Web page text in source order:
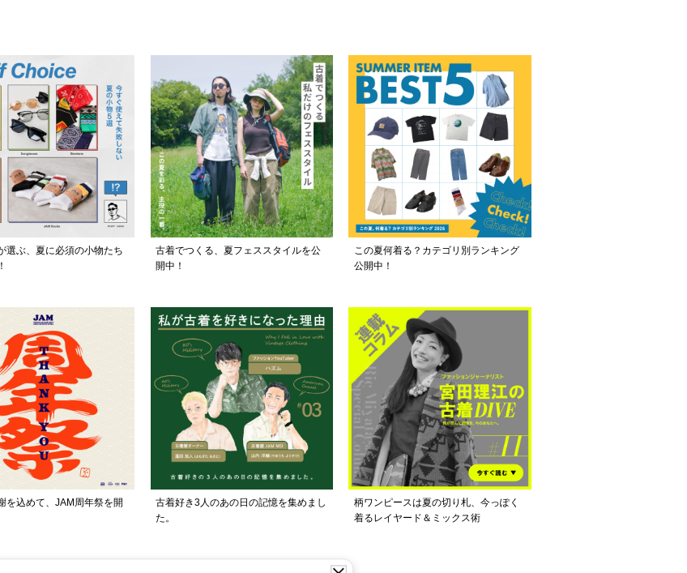
選ぶ、夏に必須の小物たち
古着でつくる、夏フェススタイルを公
開中！
この夏何着る？カテゴリ別ランキング
公開中！
を込めて、JAM周年祭を開
古着好き3人のあの日の記憶を集めまし
た。
柄ワンピースは夏の切り札、今っぽく
着るレイヤード＆ミックス術